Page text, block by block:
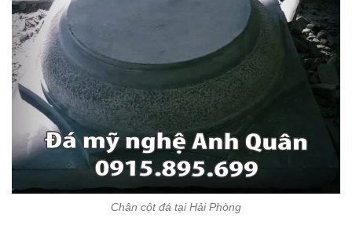
Chân cột đá tại Hải Phòng